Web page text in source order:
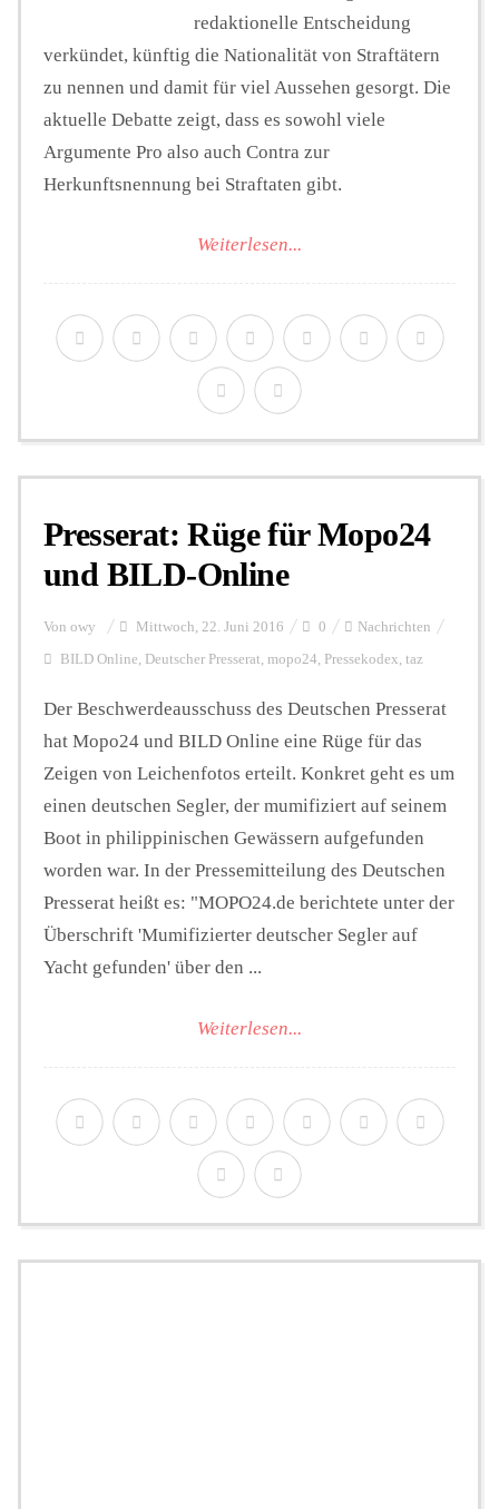
redaktionelle Entscheidung
verkündet, künftig die Nationalität von Straftätern
zu nennen und damit für viel Aussehen gesorgt. Die
aktuelle Debatte zeigt, dass es sowohl viele
Argumente Pro also auch Contra zur
Herkunftsnennung bei Straftaten gibt.
Weiterlesen...
Presserat: Rüge für Mopo24
und BILD-Online
Von owy Mittwoch, 22. Juni 2016 0 Nachrichten
BILD Online, Deutscher Presserat, mopo24, Pressekodex, taz
Der Beschwerdeausschuss des Deutschen Presserat
hat Mopo24 und BILD Online eine Rüge für das
Zeigen von Leichenfotos erteilt. Konkret geht es um
einen deutschen Segler, der mumifiziert auf seinem
Boot in philippinischen Gewässern aufgefunden
worden war. In der Pressemitteilung des Deutschen
Presserat heißt es: "MOPO24.de berichtete unter der
Überschrift 'Mumifizierter deutscher Segler auf
Yacht gefunden' über den ...
Weiterlesen...